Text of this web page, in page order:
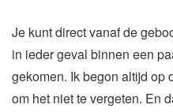
Je kunt direct vanaf de
in ieder geval binnen een
gekomen. Ik begon altijd op
om het niet te vergeten. En